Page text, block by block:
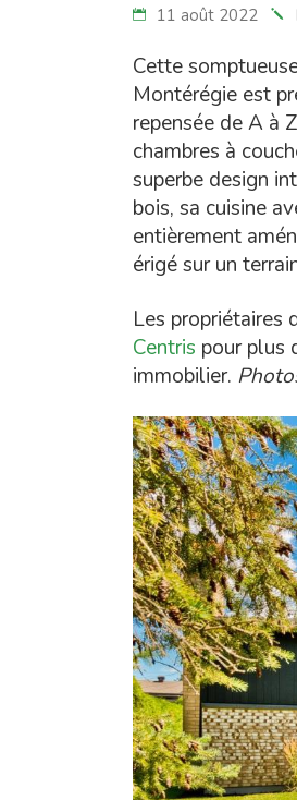
11 août 2022
Cette
Montérégie est
repensée de A à
chambres à
superbe design
bois, sa cuisine
entièrement
érigé sur un
Les propriétaires
Centris pour plus
immobilier.